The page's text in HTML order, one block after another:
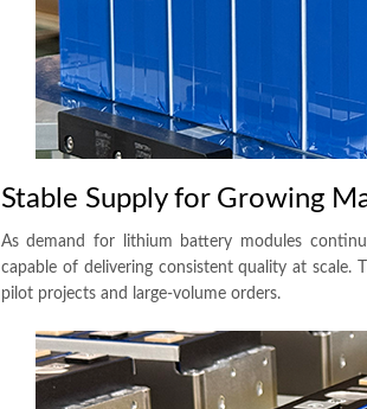
Stable Supply for Growing
As demand for lithium battery modules
capable of delivering consistent quality at scale.
pilot projects and large-volume orders.